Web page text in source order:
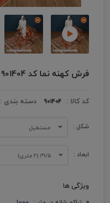
فرش کهنه نما کد 901404 زمینه تمام رنگ
کد کالا : 901404 دسته بندی :
شکل : مستطیل
ابعاد : ۱/۵*۱ (۲ متری)
ویژگی ها